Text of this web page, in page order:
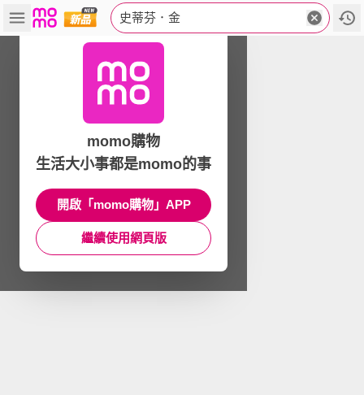
史蒂芬．金
momo購物
生活大小事都是momo的事
開啟「momo購物」APP
繼續使用網頁版